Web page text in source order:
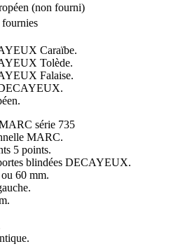
(non fourni)
fournies
Caraïbe.
Tolède.
Falaise.
série 735
MARC.
5 points.
blindées DECAYEUX.
60 mm.